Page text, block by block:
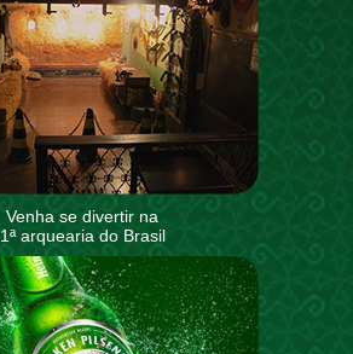
Venha se divertir na
1ª arquearia do Brasil